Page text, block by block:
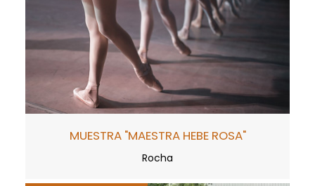
MUESTRA "MAESTRA HEBE ROSA"
Rocha